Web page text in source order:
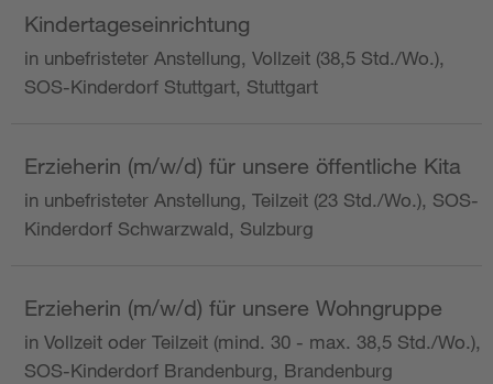
Kindertageseinrichtung
in unbefristeter Anstellung, Vollzeit (38,5 Std./Wo.),
SOS-Kinderdorf Stuttgart, Stuttgart
Erzieherin (m/w/d) für unsere öffentliche Kita
in unbefristeter Anstellung, Teilzeit (23 Std./Wo.), SOS-
Kinderdorf Schwarzwald, Sulzburg
Erzieherin (m/w/d) für unsere Wohngruppe
in Vollzeit oder Teilzeit (mind. 30 - max. 38,5 Std./Wo.),
SOS-Kinderdorf Brandenburg, Brandenburg